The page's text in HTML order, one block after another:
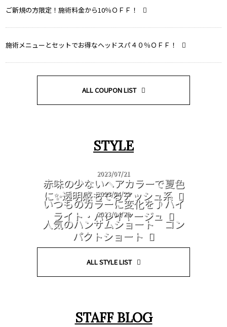
ご新規の方限定！施術料金から10％ＯＦＦ！
施術メニューとセットでお得なヘッドスパ４０％ＯＦＦ！
ALL COUPON LIST
STYLE
2023/07/21
赤味の少ないヘアカラーで夏色
に✨透明感もでるアッシュ系
2023/04/22
いつものカラーに変化を♪ハイ
ライト・バレイヤージュ
2023/04/20
人気のハンサムショート コン
パクトショート
ALL STYLE LIST
STAFF BLOG